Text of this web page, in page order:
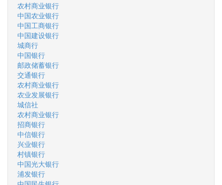
农村商业银行
中国农业银行
中国工商银行
中国建设银行
城商行
中国银行
邮政储蓄银行
交通银行
农村商业银行
农业发展银行
城信社
农村商业银行
招商银行
中信银行
兴业银行
村镇银行
中国光大银行
浦发银行